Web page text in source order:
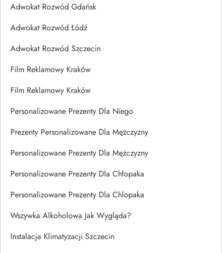
Adwokat Rozwód Gdańsk
Adwokat Rozwód Łódź
Adwokat Rozwód Szczecin
Film Reklamowy Kraków
Film Reklamowy Kraków
Personalizowane Prezenty Dla Niego
Prezenty Personalizowane Dla Mężczyzny
Personalizowane Prezenty Dla Mężczyzny
Personalizowane Prezenty Dla Chłopaka
Personalizowane Prezenty Dla Chlopaka
Wszywka Alkoholowa Jak Wygląda?
Instalacja Klimatyzacji Szczecin